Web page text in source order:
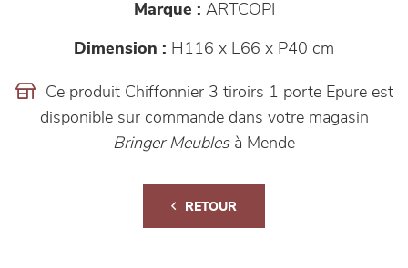
Marque : ARTCOPI
Dimension : H116 x L66 x P40 cm
Ce produit Chiffonnier 3 tiroirs 1 porte Epure est
disponible sur commande dans votre magasin
Bringer Meublesà Mende
RETOUR